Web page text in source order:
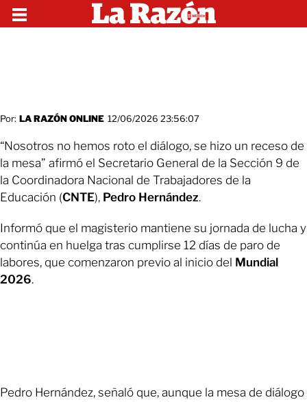
Por: LA RAZÓN ONLINE 12/06/2026 23:56:07
“Nosotros no hemos roto el diálogo, se hizo un receso de
la mesa” afirmó el Secretario General de la Sección 9 de
la Coordinadora Nacional de Trabajadores de la
Educación (CNTE), Pedro Hernández.
Informó que el magisterio mantiene su jornada de lucha y
continúa en huelga tras cumplirse 12 días de paro de
labores, que comenzaron previo al inicio del Mundial
2026.
Pedro Hernández, señaló que, aunque la mesa de diálogo